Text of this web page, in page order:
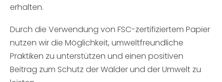
erhalten.
Durch die Verwendung von FSC-zertifiziertem Papier
nutzen wir die Möglichkeit, umweltfreundliche
Praktiken zu unterstützen und einen positiven
Beitrag zum Schutz der Wälder und der Umwelt zu